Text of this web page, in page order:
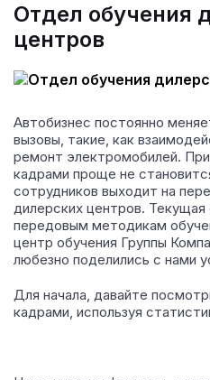
Отдел обучения
центров
Автобизнес постоянно
вызовы, такие, как
ремонт электромобилей.
кадрами проще не
сотрудников выходит на
дилерских центров.
передовым методикам
центр обучения Группы
любезно поделились с нами
Для начала, давайте
кадрами, используя